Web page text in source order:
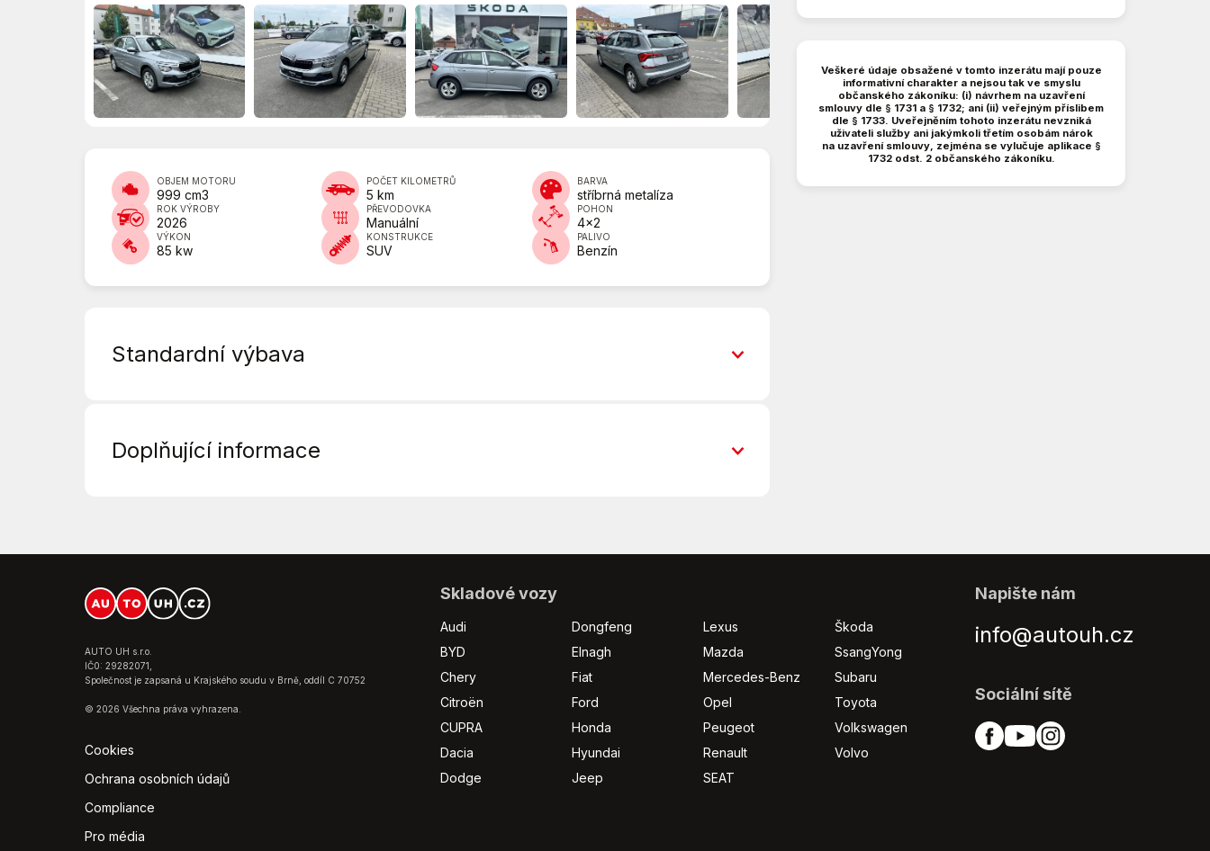
OBJEM MOTORU
999 cm3
POČET KILOMETRŮ
5 km
BARVA
stříbrná metalíza
ROK VÝROBY
2026
PŘEVODOVKA
Manuální
POHON
4x2
VÝKON
85 kw
KONSTRUKCE
SUV
PALIVO
Benzín
Standardní výbava
Centrál dálkový
Parkovací senzory zadní
Přední světla LED
Repro
Stabilizace podvozku (ESP)
Start-stop systém
Startování tlačítkem
Tažné zařízení
Tempomat
USB
Vyhřívaná sedadla
Zadní světla LED
Doplňující informace
Rezervní kolo (neplnohodnotné)
Interier plus
VŮZ VE VÝROBĚ
Uvedená Cena platná při odkupu současného vozidla na protiúčet !
*542154
Veškeré údaje obsažené v tomto inzerátu mají pouze
informativní charakter a nejsou tak ve smyslu
občanského zákoníku: (i) návrhem na uzavření
smlouvy dle § 1731 a § 1732; ani (ii) veřejným příslibem
dle § 1733. Uveřejněním tohoto inzerátu nevzniká
uživateli služby ani jakýmkoli třetím osobám nárok
na uzavření smlouvy, zejména se vylučuje aplikace §
1732 odst. 2 občanského zákoníku.
AUTO UH s.r.o.
IČ0: 29282071,
Společnost je zapsaná u Krajského soudu v Brně, oddíl C 70752
© 2026 Všechna práva vyhrazena.
Cookies
Ochrana osobních údajů
Compliance
Pro média
Skladové vozy
Audi
BYD
Chery
Citroën
CUPRA
Dacia
Dodge
Dongfeng
Elnagh
Fiat
Ford
Honda
Hyundai
Jeep
Lexus
Mazda
Mercedes-Benz
Opel
Peugeot
Renault
SEAT
Škoda
SsangYong
Subaru
Toyota
Volkswagen
Volvo
Napište nám
info@autouh.cz
Sociální sítě